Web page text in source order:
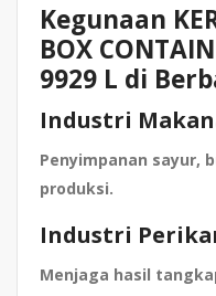
Kegunaan
BOX
9929 L di
Industri
Penyimpanan sayur,
produksi.
Industri
Menjaga hasil